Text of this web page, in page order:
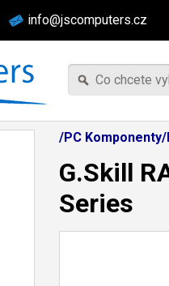
info@jscomputers.cz
/PC
G.Skill
Series